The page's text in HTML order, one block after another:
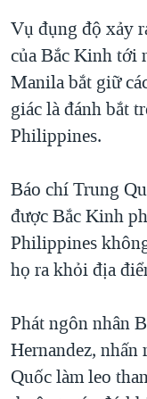
QUAN HỆ VIỆT MỸ
Vụ đụng độ xảy
của Bắc Kinh tới
Manila bắt giữ
giác là đánh bắt
Philippines.
Báo chí Trung
được Bắc Kinh
Philippines
họ ra khỏi địa
Phát ngôn nhân
Hernandez, nhấn
Quốc làm leo